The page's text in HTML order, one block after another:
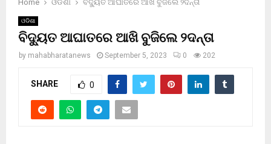
Home ଓଡିଶା ବିଦ୍ୟୁତ ଆଘାତରେ ଆଖି ବୁଜିଲେ ୨ଦନ୍ତା
ଓଡିଶା
ବିଦ୍ୟୁତ ଆଘାତରେ ଆଖି ବୁଜିଲେ ୨ଦନ୍ତା
by mahabharatanews September 5, 2023 0 202
SHARE 0